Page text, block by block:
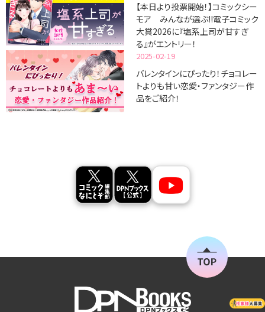
【本日より投票開始！】コミックシー
モア みんなが選ぶ!!電子コミック
大賞2026に『塩系上司が甘すぎ
る』がエントリー！
2025-02-19
バレンタインにぴったり！チョコレー
トよりも甘い恋愛・ファンタジー作
品をご紹介！